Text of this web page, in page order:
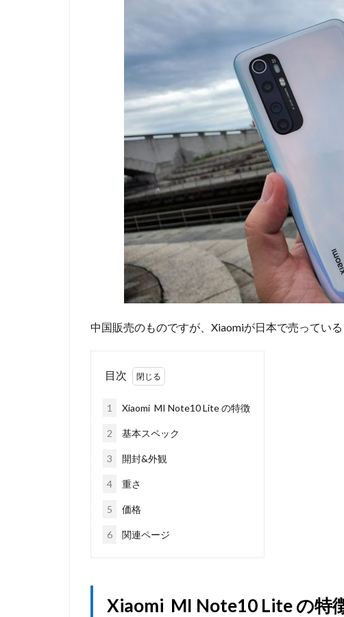
中国販売のものですが、Xiaomiが日本で売ってい
目次
1 Xiaomi MI Note10 Lite の特徴
2 基本スペック
3 開封&外観
4 重さ
5 価格
6 関連ページ
Xiaomi MI Note10 Lite の特